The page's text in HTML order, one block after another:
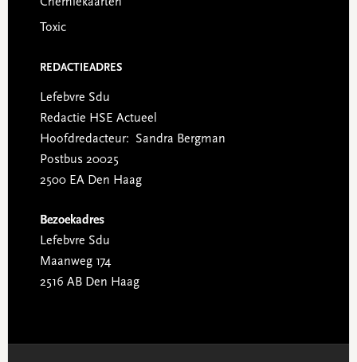
Toxic
REDACTIEADRES
Lefebvre Sdu
Redactie HSE Actueel
Hoofdredacteur: Sandra Bergman
Postbus 20025
2500 EA Den Haag
Bezoekadres
Lefebvre Sdu
Maanweg 174
2516 AB Den Haag